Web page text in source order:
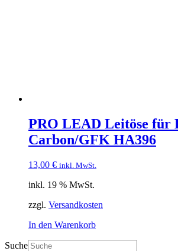
PRO LEAD Leitöse für
Carbon/GFK HA396
13,00 € inkl. MwSt.
inkl. 19 % MwSt.
zzgl. Versandkosten
In den Warenkorb
Suche